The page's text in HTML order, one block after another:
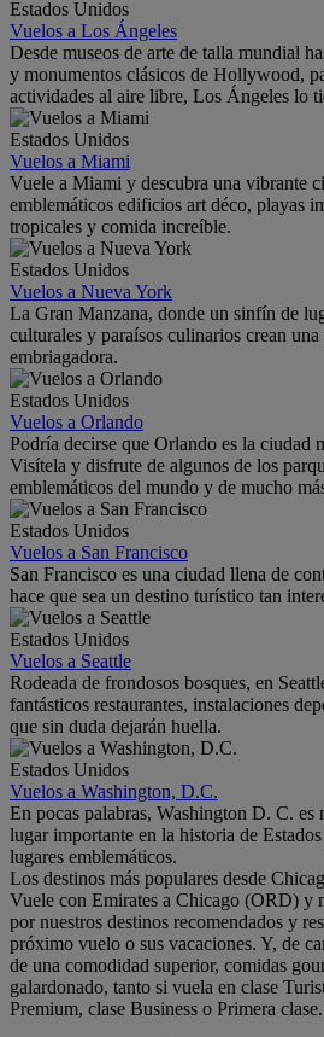
Estados Unidos
Vuelos a Los Ángeles
Desde museos de arte de talla mundial
y monumentos clásicos de Hollywood,
actividades al aire libre, Los Ángeles lo
Estados Unidos
Vuelos a Miami
Vuele a Miami y descubra una vibrante
emblemáticos edificios art déco, playas
tropicales y comida increíble.
Estados Unidos
Vuelos a Nueva York
La Gran Manzana, donde un sinfín de
culturales y paraísos culinarios crean
embriagadora.
Estados Unidos
Vuelos a Orlando
Podría decirse que Orlando es la ciudad
Visítela y disfrute de algunos de los
emblemáticos del mundo y de mucho
Estados Unidos
Vuelos a San Francisco
San Francisco es una ciudad llena de
hace que sea un destino turístico tan
Estados Unidos
Vuelos a Seattle
Rodeada de frondosos bosques, en
fantásticos restaurantes, instalaciones
que sin duda dejarán huella.
Estados Unidos
Vuelos a Washington, D.C.
En pocas palabras, Washington D. C. es
lugar importante en la historia de
lugares emblemáticos.
Los destinos más populares desde
Vuele con Emirates a Chicago (ORD) y
por nuestros destinos recomendados y
próximo vuelo o sus vacaciones. Y, de
de una comodidad superior, comidas
galardonado, tanto si vuela en clase
Premium, clase Business o Primera clase.